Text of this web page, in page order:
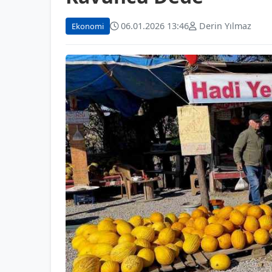
Ekonomi 06.01.2026 13:46 Derin Yılmaz